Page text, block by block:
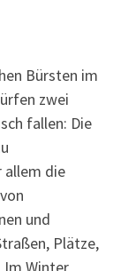
Bürsten im
zwei
fallen: Die
allem die
und
Plätze,